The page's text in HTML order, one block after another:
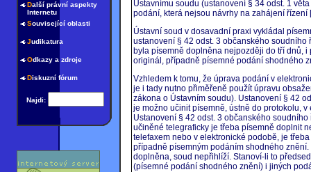
Další právní aspekty
Internetu
Související oblasti
Judikatura
Odkazy a zdroje
Diskuzní fórum
Najdi:
Ústavnímu soudu (ustanovení § 34 odst. 1
podání, která nejsou návrhy na zahájení
Ústavní soud v dosavadní praxi vykládal
ustanovení § 42 odst. 3 občanského
byla písemně doplněna nejpozději do tří dnů,
originál, případně písemné podání shodného
Vzhledem k tomu, že úprava podání v
je i tady nutno přiměřeně použít úpravu
zákona o Ústavním soudu). Ustanovení § 42
je možno učinit písemně, ústně do protokolu,
Ustanovení § 42 odst. 3 občanského
učiněné telegraficky je třeba písemně doplnit
telefaxem nebo v elektronické podobě, je
případně písemným podáním shodného
doplněna, soud nepřihlíží. Stanoví-li to
(písemné podání shodného znění) i jiných